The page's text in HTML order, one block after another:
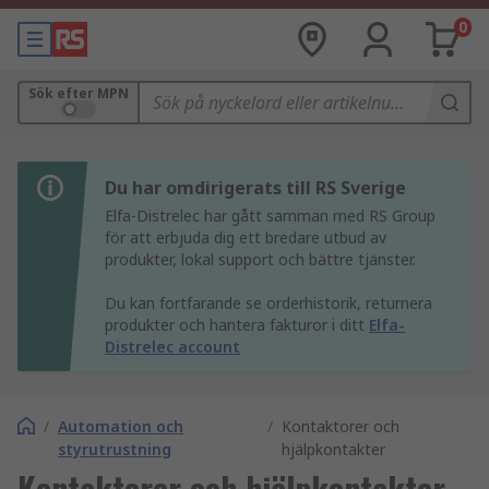
0
Sök efter MPN
Du har omdirigerats till RS Sverige
Elfa-Distrelec har gått samman med RS Group
för att erbjuda dig ett bredare utbud av
produkter, lokal support och bättre tjänster.
Du kan fortfarande se orderhistorik, returnera
produkter och hantera fakturor i ditt Elfa-
Distrelec account
/ Automation och
styrutrustning
/ Kontaktorer och
hjälpkontakter